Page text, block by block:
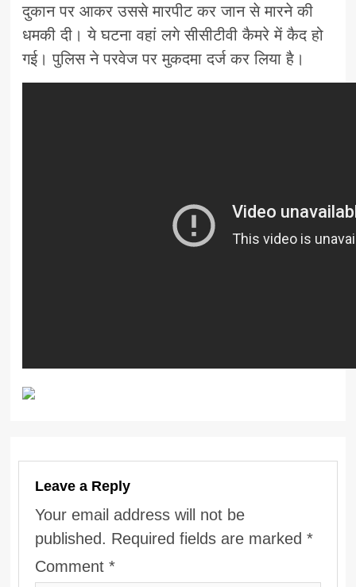
दुकान पर आकर उससे मारपीट कर जान से मारने की
धमकी दी। ये घटना वहां लगे सीसीटीवी कैमरे में कैद हो
गई। पुलिस ने परवेज पर मुकदमा दर्ज कर लिया है।
Leave a Reply
Your email address will not be
published. Required fields are marked*
Comment*